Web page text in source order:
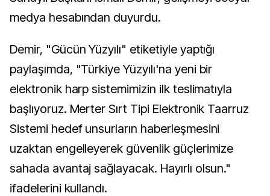
medya hesabından duyurdu.
Demir, "Gücün Yüzyılı" etiketiyle yaptığı
paylaşımda, "Türkiye Yüzyılı'na yeni bir
elektronik harp sistemimizin ilk teslimatıyla
başlıyoruz. Merter Sırt Tipi Elektronik Taarruz
Sistemi hedef unsurların haberleşmesini
uzaktan engelleyerek güvenlik güçlerimize
sahada avantaj sağlayacak. Hayırlı olsun."
ifadelerini kullandı.